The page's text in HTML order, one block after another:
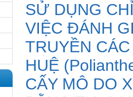
SỬ DỤNG
VIỆC ĐÁNH
TRUYỀN
HUỆ
CẤY MÔ DO